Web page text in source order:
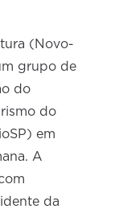
(Novo-
grupo de
do
do
em
A
da